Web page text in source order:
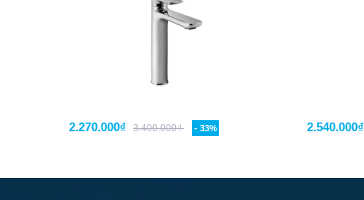
2.270.000₫ 3.400.000₫ - 33% 2.540.000₫